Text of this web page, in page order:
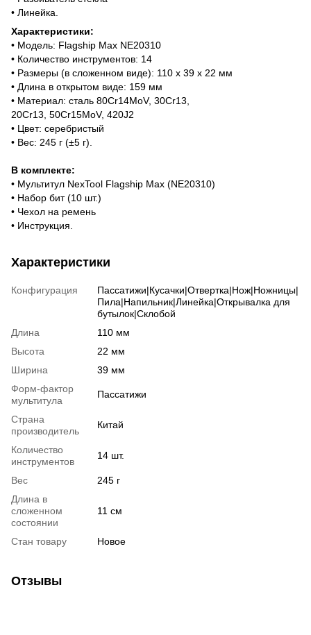
• Линейка.
Характеристики:
• Модель: Flagship Max NE20310
• Количество инструментов: 14
• Размеры (в сложенном виде): 110 х 39 х 22 мм
• Длина в открытом виде: 159 мм
• Материал: сталь 80Cr14MoV, 30Cr13,
20Cr13, 50Cr15MoV, 420J2
• Цвет: серебристый
• Вес: 245 г (±5 г).
В комплекте:
• Мультитул NexTool Flagship Max (NE20310)
• Набор бит (10 шт.)
• Чехол на ремень
• Инструкция.
Характеристики
Конфигурация
Пассатижи|Кусачки|Отвертка|Нож|Ножницы|
Пила|Напильник|Линейка|Открывалка для
бутылок|Склобой
Длина
110 мм
Высота
22 мм
Ширина
39 мм
Форм-фактор
мультитула
Пассатижи
Страна
производитель
Китай
Количество
инструментов
14 шт.
Вес
245 г
Длина в
сложенном
состоянии
11 см
Стан товару Новое
Отзывы